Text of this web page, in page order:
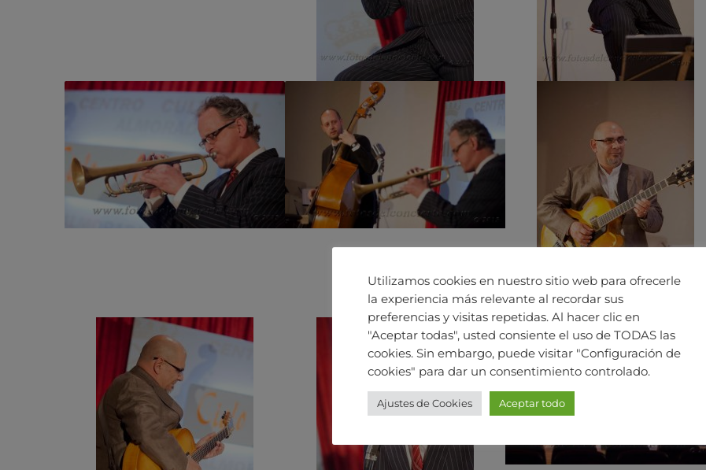
Utilizamos cookies en nuestro sitio web para ofrecerle
la experiencia más relevante al recordar sus
preferencias y visitas repetidas. Al hacer clic en
"Aceptar todas", usted consiente el uso de TODAS las
cookies. Sin embargo, puede visitar "Configuración de
cookies" para dar un consentimiento controlado.
Ajustes de Cookies Aceptar todo